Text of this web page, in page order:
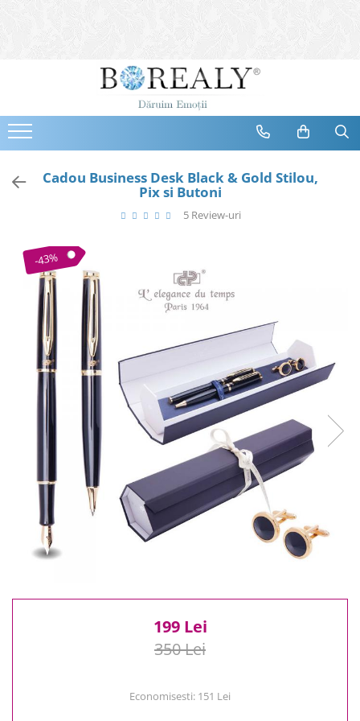
Bijuterii
Cercei
Bratari
Coliere
Destinatari
Bijuterii Femei
Bijuterii Copii
Bijuterii Mirese
Selectii
Reduceri
Cele mai noi
Cele mai vandute
Cele mai votate
Cu video
0 Lei - 100 Lei
100 Lei - 200 Lei
200 Lei - 300 Lei
300 Lei - 500 Lei
1000 Lei +
Cadou Business Desk Black & Gold Stilou,
Pix si Butoni
5 Review-uri
-43%
199 Lei
350 Lei
Economisesti: 151 Lei